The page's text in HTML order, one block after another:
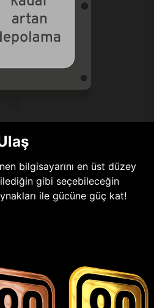
bilgisayarını en üst düzey
gibi seçebileceğin
ile gücüne güç kat!